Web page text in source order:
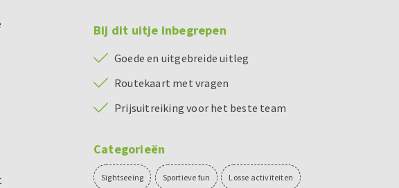
Bij dit uitje inbegrepen
Goede en uitgebreide uitleg
Routekaart met vragen
Prijsuitreiking voor het beste team
Categorieën
Sightseeing Sportieve fun Losse activiteiten